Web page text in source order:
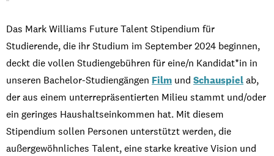
Das Mark Williams Future Talent Stipendium für
Studierende, die ihr Studium im September 2024 beginnen,
deckt die vollen Studiengebühren für eine/n Kandidat*in in
unseren Bachelor-Studiengängen Film und Schauspielab,
der aus einem unterrepräsentierten Milieu stammt und/oder
ein geringes Haushaltseinkommen hat. Mit diesem
Stipendium sollen Personen unterstützt werden, die
außergewöhnliches Talent, eine starke kreative Vision und